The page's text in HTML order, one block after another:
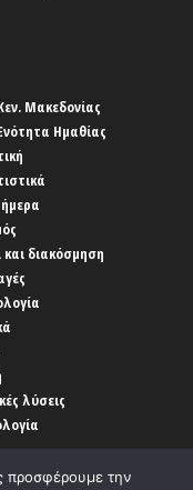
Μακεδονίας
Ημαθίας
και διακόσμηση
λύσεις
προσφέρουμε την